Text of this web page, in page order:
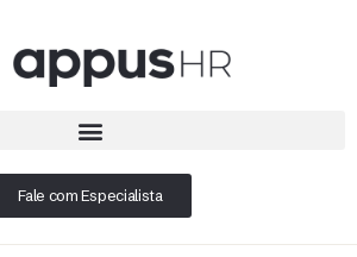
Fale com Especialista